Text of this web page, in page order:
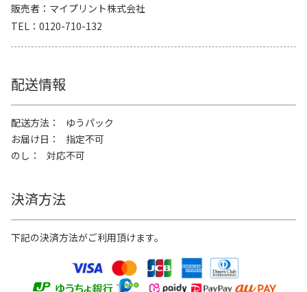
販売者
マイプリント株式会社
TEL
0120-710-132
配送情報
配送方法
ゆうパック
お届け日
指定不可
のし
対応不可
決済方法
下記の決済方法がご利用頂けます。